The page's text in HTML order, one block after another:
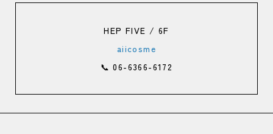
HEP FIVE / 6F
aiicosme
📞 06-6366-6172